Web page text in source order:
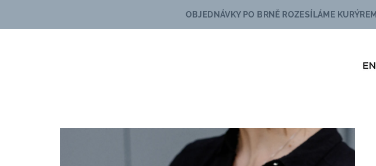
OBJEDNÁVKY PO BRNĚ ROZESÍLÁME KURÝREM